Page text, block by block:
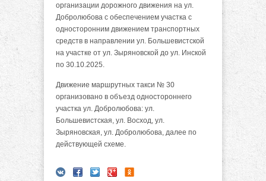
организации дорожного движения на ул.
Добролюбова с обеспечением участка с
односторонним движением транспортных
средств в направлении ул. Большевистской
на участке от ул. Зыряновской до ул. Инской
по 30.10.2025.
Движение маршрутных такси № 30
организовано в объезд одностороннего
участка ул. Добролюбова: ул.
Большевистская, ул. Восход, ул.
Зыряновская, ул. Добролюбова, далее по
действующей схеме.